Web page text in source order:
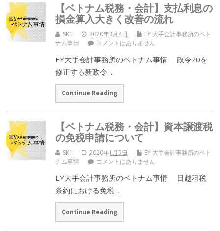
【ベトナム税務・会計】支払利息の
損金算入大きく改善の流れ
SK1 2020年3月4日
EY 大手会計事務所のベト
ナム事情
コメントはありません
EY大手会計事務所のベトナム事情 政令20を
修正する新政令…
Continue Reading
【ベトナム税務・会計】資本譲渡税
の免税申請について
SK1 2020年1月5日
EY 大手会計事務所のベト
ナム事情
コメントはありません
EY大手会計事務所のベトナム事情 日越租税
条約における免税…
Continue Reading